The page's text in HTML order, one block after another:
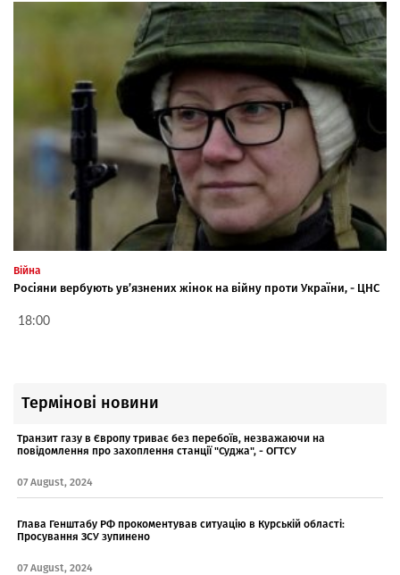
Війна
Росіяни вербують ув’язнених жінок на війну проти України, - ЦНС
18:00
Термінові новини
Транзит газу в Європу триває без перебоїв, незважаючи на
повідомлення про захоплення станції "Суджа", - ОГТСУ
07 August, 2024
Глава Генштабу РФ прокоментував ситуацію в Курській області:
Просування ЗСУ зупинено
07 August, 2024